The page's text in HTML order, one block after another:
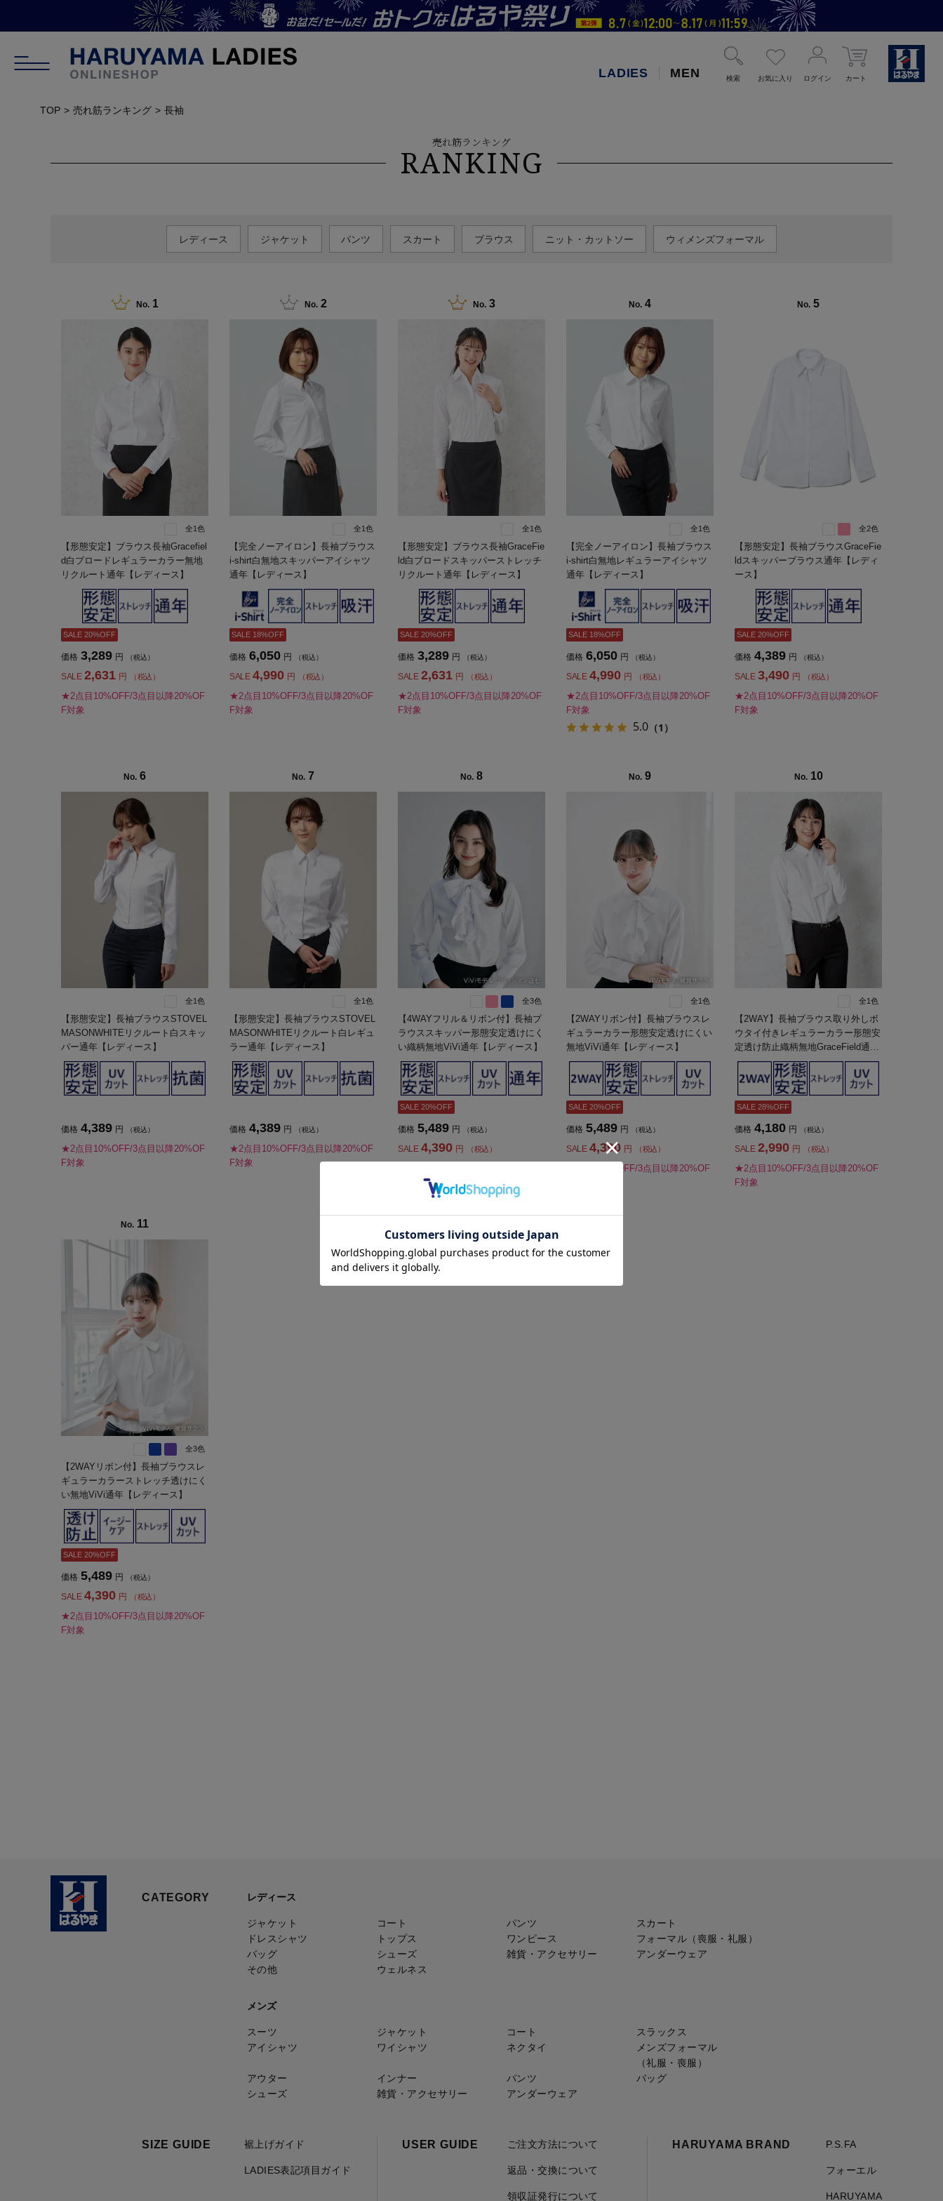
LADIES MEN 検索 お気に入り ログイン カート
TOP 売れ筋ランキング 長袖
売れ筋ランキング
RANKING
レディース ジャケット パンツ スカート ブラウス ニット・カットソー ウィメンズフォーマル
No. 1
全1色
【形態安定】ブラウス長袖Gracefiel
d白ブロードレギュラーカラー無地
リクルート通年【レディース】
SALE 20%OFF
価格 3,289 円 （税込）
SALE 2,631 円 （税込）
★2点目10%OFF/3点目以降20%OF
F対象
No. 2
全1色
【完全ノーアイロン】長袖ブラウス
i-shirt白無地スキッパーアイシャツ
通年【レディース】
SALE 18%OFF
価格 6,050 円 （税込）
SALE 4,990 円 （税込）
★2点目10%OFF/3点目以降20%OF
F対象
No. 3
全1色
【形態安定】ブラウス長袖GraceFie
ld白ブロードスキッパーストレッチ
リクルート通年【レディース】
SALE 20%OFF
価格 3,289 円 （税込）
SALE 2,631 円 （税込）
★2点目10%OFF/3点目以降20%OF
F対象
No. 4
全1色
【完全ノーアイロン】長袖ブラウス
i-shirt白無地レギュラーアイシャツ
通年【レディース】
SALE 18%OFF
価格 6,050 円 （税込）
SALE 4,990 円 （税込）
★2点目10%OFF/3点目以降20%OF
F対象
5.0 （1）
No. 5
全2色
【形態安定】長袖ブラウスGraceFie
ldスキッパーブラウス通年【レディ
ース】
SALE 20%OFF
価格 4,389 円 （税込）
SALE 3,490 円 （税込）
★2点目10%OFF/3点目以降20%OF
F対象
No. 6
全1色
【形態安定】長袖ブラウスSTOVEL
MASONWHITEリクルート白スキッ
パー通年【レディース】
価格 4,389 円 （税込）
★2点目10%OFF/3点目以降20%OF
F対象
No. 7
全1色
【形態安定】長袖ブラウスSTOVEL
MASONWHITEリクルート白レギュ
ラー通年【レディース】
価格 4,389 円 （税込）
★2点目10%OFF/3点目以降20%OF
F対象
No. 8
全3色
【4WAYフリル＆リボン付】長袖ブ
ラウススキッパー形態安定透けにく
い織柄無地ViVi通年【レディース】
SALE 20%OFF
価格 5,489 円 （税込）
SALE 4,390 円 （税込）
No. 9
全1色
【2WAYリボン付】長袖ブラウスレ
ギュラーカラー形態安定透けにくい
無地ViVi通年【レディース】
SALE 20%OFF
価格 5,489 円 （税込）
SALE 4,390 円 （税込）
★2点目10%OFF/3点目以降20%OF
No. 10
全1色
【2WAY】長袖ブラウス取り外しボ
ウタイ付きレギュラーカラー形態安
定透け防止織柄無地GraceField通年
【レディース】
SALE 28%OFF
価格 4,180 円 （税込）
SALE 2,990 円 （税込）
★2点目10%OFF/3点目以降20%OF
F対象
No. 11
全3色
【2WAYリボン付】長袖ブラウスレ
ギュラーカラーストレッチ透けにく
い無地ViVi通年【レディース】
SALE 20%OFF
価格 5,489 円 （税込）
SALE 4,390 円 （税込）
★2点目10%OFF/3点目以降20%OF
F対象
CATEGORY レディース
ジャケット コート パンツ
スカート
ドレスシャツ
トップス ワンピース
フォーマル（喪服・礼服）
バッグ
シューズ 雑貨・アクセサリー
アンダーウェア
その他
ウェルネス
メンズ
スーツ ジャケット コート
スラックス
アイシャツ
ワイシャツ ネクタイ
メンズフォーマル
（礼服・喪服）
アウター
インナー パンツ
バッグ
シューズ
雑貨・アクセサリー アンダーウェア
SIZE GUIDE 裾上げガイド
LADIES表記項目ガイド
USER GUIDE ご注文方法について
返品・交換について
領収証発行について
HARUYAMA BRAND P.S.FA
フォーエル
HARUYAMA